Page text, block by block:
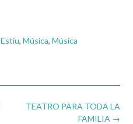
Estiu, Música, Música
TEATRO PARA TODA LA
FAMILIA →